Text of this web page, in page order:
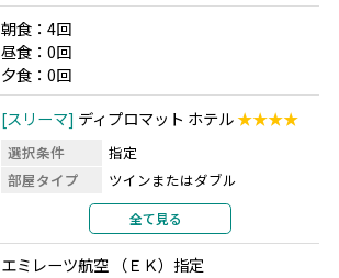
朝食：4回
昼食：0回
夕食：0回
スリーマ ディプロマット ホテル★★★★
選択条件
指定
部屋タイプ
ツインまたはダブル
2名1室利用
部屋カテゴリ
指定なし
全て見る
エミレーツ航空 （ＥＫ）指定